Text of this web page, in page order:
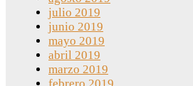
julio 2019
junio 2019
mayo 2019
abril 2019
marzo 2019